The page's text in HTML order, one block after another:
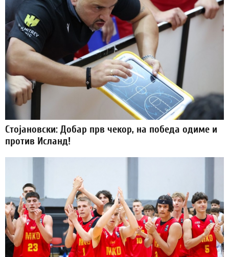
Стојановски: Добар прв чекор, на победа одиме и
против Исланд!